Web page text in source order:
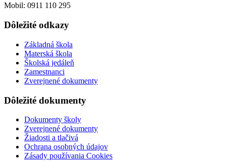
Mobil: 0911 110 295
Dôležité odkazy
Základná škola
Materská škola
Školská jedáleň
Zamestnanci
Zverejnené dokumenty
Dôležité dokumenty
Dokumenty školy
Zverejnené dokumenty
Žiadosti a tlačivá
Ochrana osobných údajov
Zásady používania Cookies